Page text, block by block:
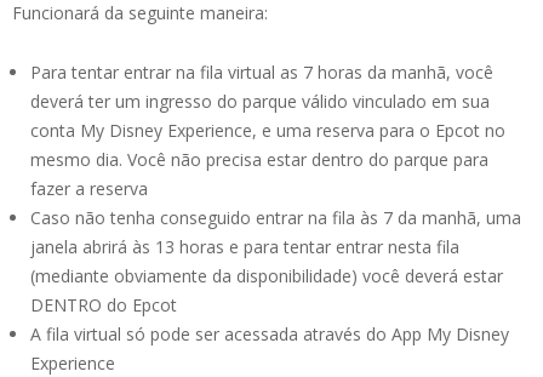
Funcionará da seguinte maneira:
Para tentar entrar na fila virtual as 7 horas da manhã, você
deverá ter um ingresso do parque válido vinculado em sua
conta My Disney Experience, e uma reserva para o Epcot no
mesmo dia. Você não precisa estar dentro do parque para
fazer a reserva
Caso não tenha conseguido entrar na fila às 7 da manhã, uma
janela abrirá às 13 horas e para tentar entrar nesta fila
(mediante obviamente da disponibilidade) você deverá estar
DENTRO do Epcot
A fila virtual só pode ser acessada através do App My Disney
Experience